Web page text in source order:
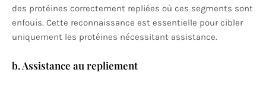
des protéines correctement repliées où ces segments sont
enfouis. Cette reconnaissance est essentielle pour cibler
uniquement les protéines nécessitant assistance.
b. Assistance au repliement